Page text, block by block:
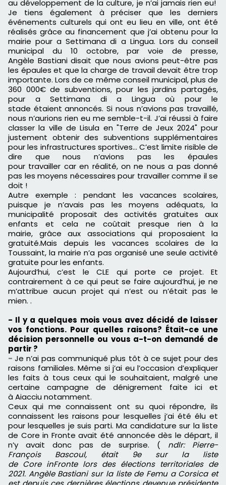
au développement de la culture, je n’ai jamais rien eu!
Je tiens également à préciser que les derniers
événements culturels qui ont eu lieu en ville, ont été
réalisésgrâce au financement que j’ai obtenu pour la
mairie pour aSettimana di a Lingua. Lors du conseil
municipal du 10 octobre, par voie de presse,
Angèle Bastianidisait que nous avions peut-être pas
les épaules et que la charge de travail devait être trop
importante. Lors de ce même conseil municipal, plus de
360 000€ de subventions, pour les jardins partagés,
pour a Settimana di a Lingua où pour le
stade étaient annoncés. Si nous n’avions pas travaillé,
nous n’aurions rien eu me semble-t-il. J’ai réussi à faire
classer la ville deLisula en "Terre de Jeux 2024" pour
justement obtenir des subventions supplémentaires
pour les infrastructures sportives… C’est limite risible de
dire que nous n’avions pas les épaules
pour travailler car en réalité, on ne nous a pas donné
pas les moyens nécessaires pour travailler comme il se
doit !
Autre exemple : pendant les vacances scolaires,
puisque je n’avais pas les moyens adéquats, la
municipalité proposait des activités gratuites aux
enfants et cela ne coûtait presque rien à la
mairie, grâce aux associations qui proposaient la
gratuité.Mais depuis les vacances scolaires de la
Toussaint, la mairie n’a pas organisé une seule activité
gratuite pour les enfants.
Aujourd’hui, c’est le CLE qui porte ce projet.
Et
contrairement à ce qui peut se faire aujourd’hui, je ne
m’attribue aucun projet qui n’est ou n’était pas le
mien. .
- Il y a quelques mois vous avez décidé de laisser
vos fonctions. Pour quelles raisons? Était-ce une
décision personnelle ou vous a-t-on demandé de
partir ?
-Je n’ai pas communiquéplus tôt à ce sujet pour des
raisons familiales. Même si j’ai eu l’occasion d’expliquer
les faits à tous ceux qui le souhaitaient, malgré une
certaine campagne de dénigrement faite ici et
à Aiacciu notamment.
Ceux qui me connaissent ont su quoi répondre, ils
connaissent les raisons pour lesquelles j’ai été élu et
pour lesquelles je suis parti. Ma candidature sur la liste
de Core in Fronte avait été annoncée dès le départ, il
n’y avait donc pas de surprise. ( ndlr: Pierre-
François Bascoul, était 9esur la liste
de Core inFrontelors des élections territoriales de
2021. Angèle Bastianisur la liste de Femua Corsicaet